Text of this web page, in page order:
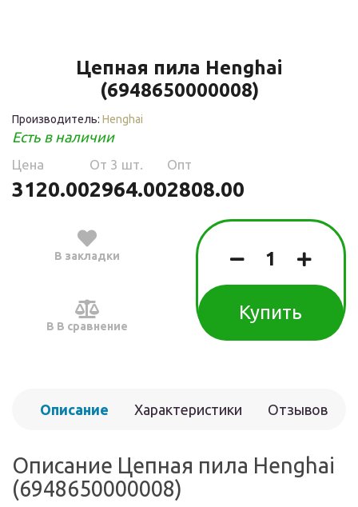
Цепная пила Henghai
(6948650000008)
Производитель: Henghai
Есть в наличии
Цена
3120.00
Oт 3 шт.
2964.00
Опт
2808.00
В закладки
В В сравнение
Купить
Описание Характеристики Отзывов
Описание Цепная пила Henghai
(6948650000008)